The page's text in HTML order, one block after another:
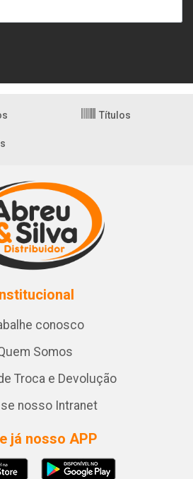
Títulos
conosco
Somos
Troca e Devolução
nosso Intranet
já nosso APP